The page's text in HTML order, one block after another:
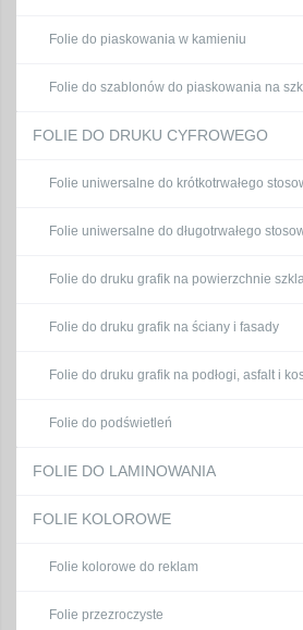
Folie do piaskowania w kamieniu
Folie do szablonów do piaskowania na
FOLIE DO DRUKU CYFROWEGO
Folie uniwersalne do krótkotrwałego
Folie uniwersalne do długotrwałego
Folie do druku grafik na powierzchnie
Folie do druku grafik na ściany i fasady
Folie do druku grafik na podłogi, asfalt i
Folie do podświetleń
FOLIE DO LAMINOWANIA
FOLIE KOLOROWE
Folie kolorowe do reklam
Folie przezroczyste